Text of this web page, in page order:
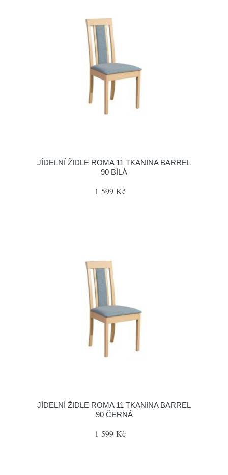
JÍDELNÍ ŽIDLE ROMA 11 TKANINA BARREL
90 BÍLÁ
1 599 Kč
JÍDELNÍ ŽIDLE ROMA 11 TKANINA BARREL
90 ČERNÁ
1 599 Kč